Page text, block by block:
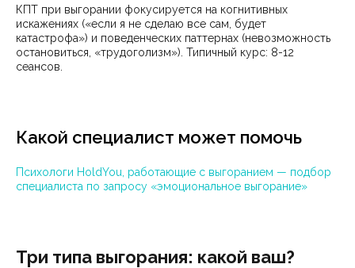
КПТ при выгорании фокусируется на когнитивных
искажениях («если я не сделаю все сам, будет
катастрофа») и поведенческих паттернах (невозможность
остановиться, «трудоголизм»). Типичный курс: 8-12
сеансов.
Какой специалист может помочь
Психологи HoldYou, работающие с выгоранием — подбор
специалиста по запросу «эмоциональное выгорание»
Три типа выгорания: какой ваш?